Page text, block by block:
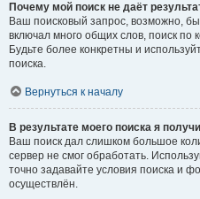
Почему мой поиск не даёт
Ваш поисковый запрос, возможно,
включал много общих слов, поиск по
Будьте более конкретны и
поиска.
Вернуться к началу
В результате моего поиска я
Ваш поиск дал слишком большое
сервер не смог обработать.
точно задавайте условия поиска и
осуществлён.